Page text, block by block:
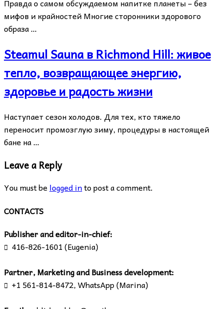
Правда о самом обсуждаемом напитке планеты – без
мифов и крайностей Многие сторонники здорового
образа …
Steamul Sauna в Richmond Hill: живое
тепло, возвращающее энергию,
здоровье и радость жизни
Наступает сезон холодов. Для тех, кто тяжело
переносит промозглую зиму, процедуры в настоящей
бане на …
Leave a Reply
You must belogged into post a comment.
CONTACTS
Publisher and editor-in-chief:
 416-826-1601 (Eugenia)
Partner, Marketing and Business development:
 +1 561-814-8472, WhatsApp (Marina)